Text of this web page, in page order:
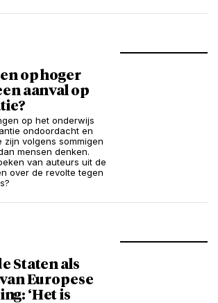
op hoger
aanval op
op het onderwijs
ondoordacht en
zijn volgens sommigen
mensen denken.
van auteurs uit de
over de revolte tegen
Staten als
Europese
‘Het is